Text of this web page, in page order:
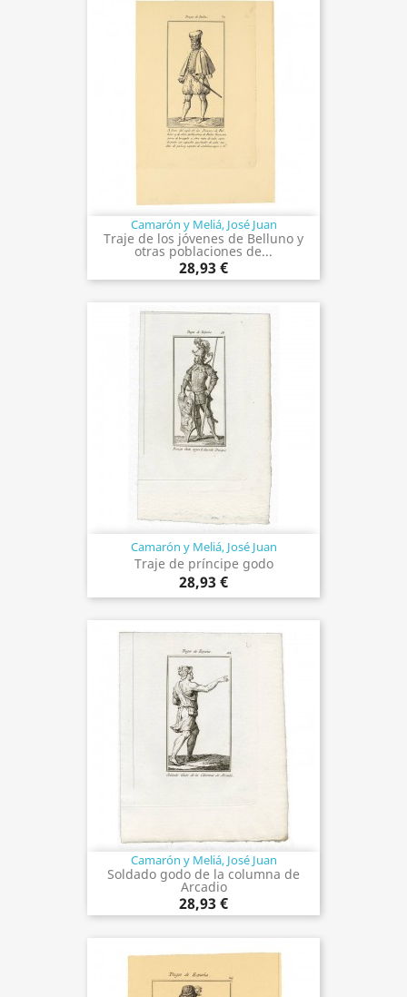
Camarón y Meliá, José Juan
Traje de los jóvenes de Belluno y
otras poblaciones de...
28,93 €
Camarón y Meliá, José Juan
Traje de príncipe godo
28,93 €
Camarón y Meliá, José Juan
Soldado godo de la columna de
Arcadio
28,93 €